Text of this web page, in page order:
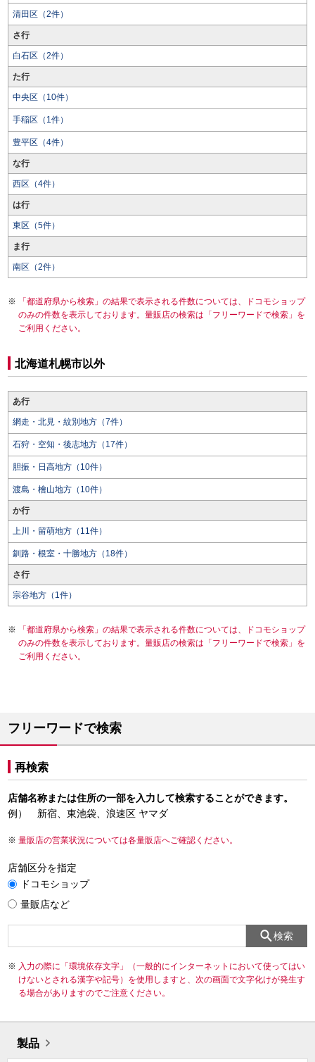
清田区（2件）
さ行
白石区（2件）
た行
中央区（10件）
手稲区（1件）
豊平区（4件）
な行
西区（4件）
は行
東区（5件）
ま行
南区（2件）
「都道府県から検索」の結果で表示される件数については、ドコモショップ
のみの件数を表示しております。量販店の検索は「フリーワードで検索」を
ご利用ください。
北海道札幌市以外
あ行
網走・北見・紋別地方（7件）
石狩・空知・後志地方（17件）
胆振・日高地方（10件）
渡島・檜山地方（10件）
か行
上川・留萌地方（11件）
釧路・根室・十勝地方（18件）
さ行
宗谷地方（1件）
「都道府県から検索」の結果で表示される件数については、ドコモショップ
のみの件数を表示しております。量販店の検索は「フリーワードで検索」を
ご利用ください。
フリーワードで検索
再検索
店舗名称または住所の一部を入力して検索することができます。
例） 新宿、東池袋、浪速区 ヤマダ
量販店の営業状況については各量販店へご確認ください。
店舗区分を指定
ドコモショップ
量販店など
検索
入力の際に「環境依存文字」（一般的にインターネットにおいて使ってはい
けないとされる漢字や記号）を使用しますと、次の画面で文字化けが発生す
る場合がありますのでご注意ください。
製品